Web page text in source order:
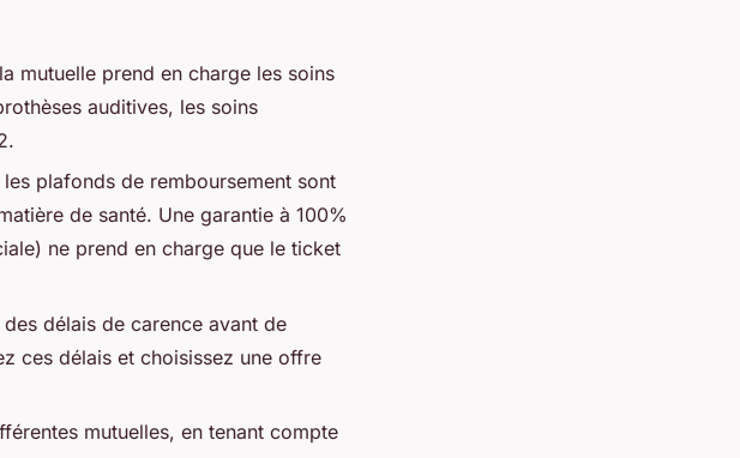
mutuelle prend en charge les soins
auditives, les soins
plafonds de remboursement sont
de santé. Une garantie à 100%
ne prend en charge que le ticket
délais de carence avant de
ces délais et choisissez une offre
mutuelles, en tenant compte